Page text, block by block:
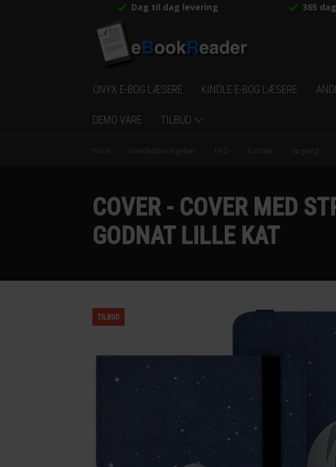
Dag til dag levering 365
ONYX E-BOG LÆSERE KINDLE E-BOG LÆSERE
DEMO VARE TILBUD
Profil Handelsbetingelser FAQ Kontakt Søgning
COVER - COVER MED
GODNAT LILLE KAT
TILBUD